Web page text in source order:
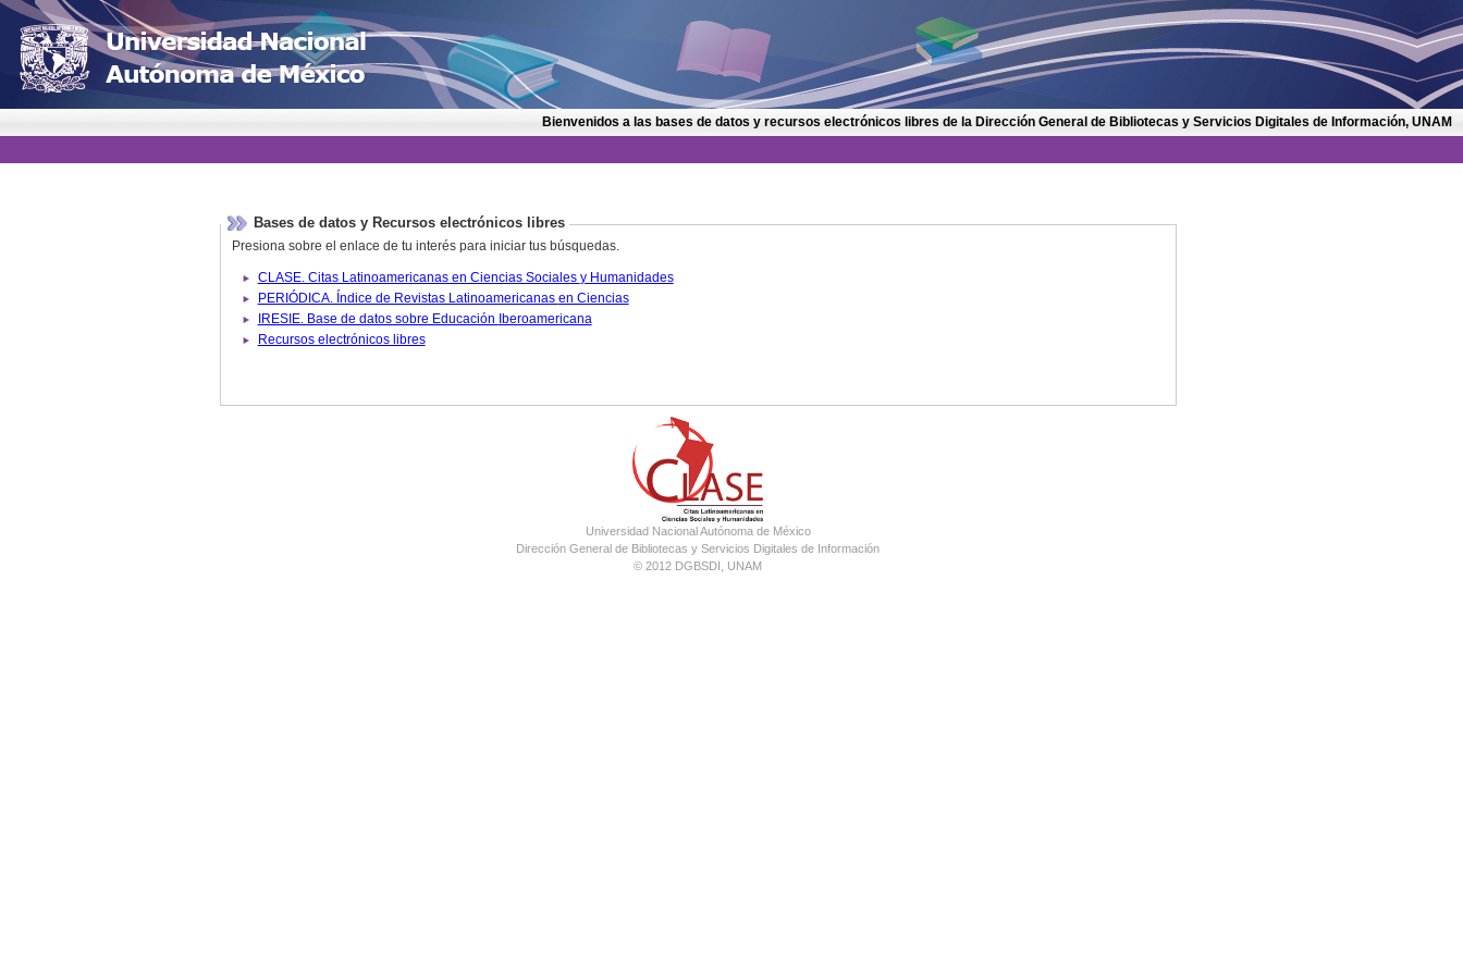
Bienvenidos a las bases de datos y recursos electrónicos libres de la Dirección General de Bibliotecas y Servicios Digitales de Información, UNAM
Bases de datos y Recursos electrónicos libres
Presiona sobre el enlace de tu interés para iniciar tus búsquedas.
CLASE. Citas Latinoamericanas en Ciencias Sociales y Humanidades
PERIÓDICA. Índice de Revistas Latinoamericanas en Ciencias
IRESIE. Base de datos sobre Educación Iberoamericana
Recursos electrónicos libres
Universidad Nacional Autónoma de México
Dirección General de Bibliotecas y Servicios Digitales de Información
© 2012 DGBSDI, UNAM